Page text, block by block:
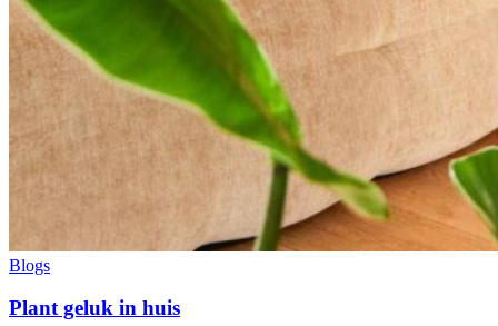
Blogs
Plant geluk in huis